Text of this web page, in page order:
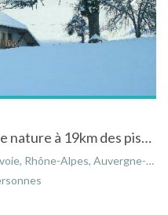
Gîte de charme lové en pleine nature à 19km des pistes de la station familiale des Aillons
Alpes, Auvergne-Rhône-Alpes, France